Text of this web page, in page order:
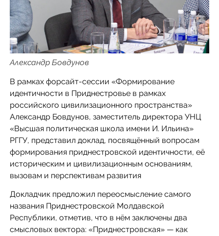
Александр Бовдунов
В рамках форсайт-сессии «Формирование
идентичности в Приднестровье в рамках
российского цивилизационного пространства»
Александр Бовдунов, заместитель директора УНЦ
«Высшая политическая школа имени И. Ильина»
РГГУ, представил доклад, посвящённый вопросам
формирования приднестровской идентичности, её
историческим и цивилизационным основаниям,
вызовам и перспективам развития
Докладчик предложил переосмысление самого
названия Приднестровской Молдавской
Республики, отметив, что в нём заключены два
смысловых вектора: «Приднестровская» — как